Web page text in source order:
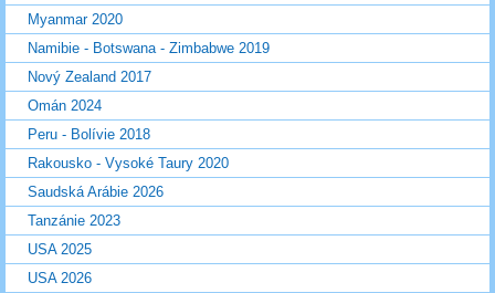
Myanmar 2020
Namibie - Botswana - Zimbabwe 2019
Nový Zealand 2017
Omán 2024
Peru - Bolívie 2018
Rakousko - Vysoké Taury 2020
Saudská Arábie 2026
Tanzánie 2023
USA 2025
USA 2026